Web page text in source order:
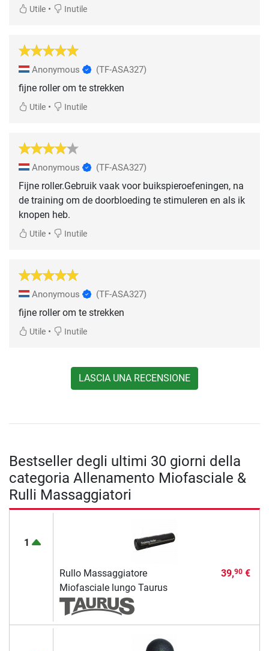
Utile • Inutile
Anonymous (TF-ASA327)
fijne roller om te strekken
Utile • Inutile
Anonymous (TF-ASA327)
Fijne roller.Gebruik vaak voor buikspieroefeningen, na
de training om de doorbloeding te stimuleren en als ik
knopen heb.
Utile • Inutile
Anonymous (TF-ASA327)
fijne roller om te strekken
Utile • Inutile
LASCIA UNA RECENSIONE
Bestseller degli ultimi 30 giorni della
categoria Allenamento Miofasciale &
Rulli Massaggiatori
1
Rullo Massaggiatore
Miofasciale lungo Taurus
39,90€